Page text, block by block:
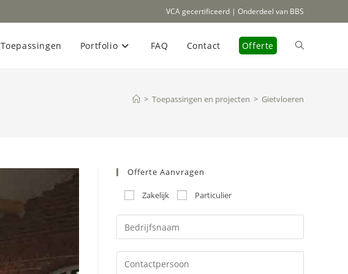
VCA gecertificeerd | Onderdeel van BBS
Toepassingen Portfolio FAQ Contact Offerte Toggle
> Toepassingen en projecten > Gietvloeren
Offerte Aanvragen
Zakelijk Particulier